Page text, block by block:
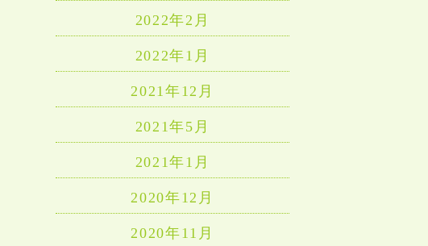
2022年2月
2022年1月
2021年12月
2021年5月
2021年1月
2020年12月
2020年11月